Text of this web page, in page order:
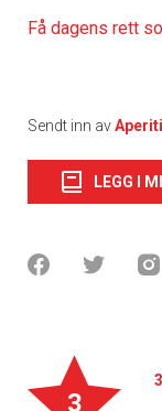
Få dagens rett
Sendt inn av
LEGG I
3